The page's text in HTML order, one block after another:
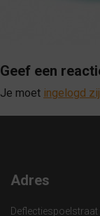
Geef een
Je moet ingelogd
Adres
Deflectiespoelstraat